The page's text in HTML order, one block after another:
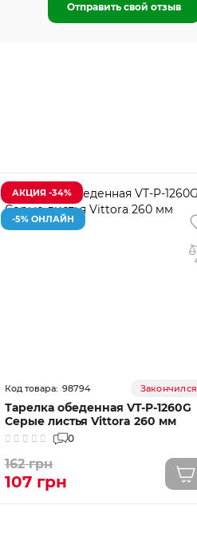
Отправить свой отзыв
АКЦИЯ -34%
-5% ОНЛАЙН
98794 Закончился
Тарелка обеденная VT-P-1260G
Серые листья Vittora 260 мм
0
162 грн
107 грн